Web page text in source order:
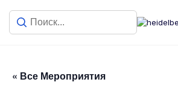
« Все Мероприятия